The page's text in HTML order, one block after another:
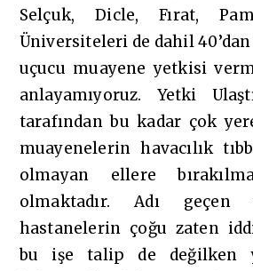
Selçuk, Dicle, Fırat,
Üniversiteleri de dahil
uçucu muayene yetkisi
anlayamıyoruz. Yetki
tarafından bu kadar çok yere
muayenelerin havacılık
olmayan ellere
olmaktadır. Adı geçen
hastanelerin çoğu zaten
bu işe talip de değilken